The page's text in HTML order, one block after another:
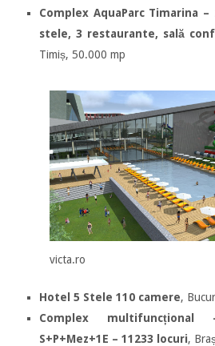
Complex AquaParc Timarina
stele, 3 restaurante, sală
Timiș, 50.000 mp
victa.ro
Hotel 5 Stele 110 camere,
Complex multifuncțional
S+P+Mez+1E – 11233 locuri,